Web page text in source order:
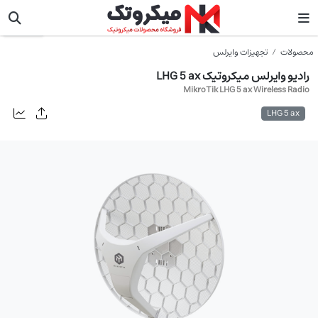
محصولات تجهیزات وایرلس
رادیو وایرلس میکروتیک LHG 5 ax
MikroTik LHG 5 ax Wireless Radio
LHG 5 ax
میکروتیک